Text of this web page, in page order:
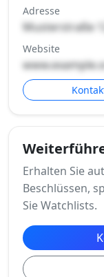
Adresse
Musterstraße
Website
Erhalten Sie
Beschlüssen,
Sie Watchlists.